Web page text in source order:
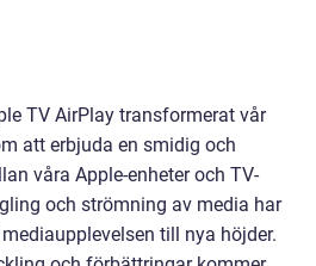
TV AirPlay transformerat vår
att erbjuda en smidig och
våra Apple-enheter och TV-
och strömning av media har
till nya höjder.